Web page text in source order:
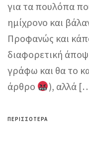
για τα πουλόπα
ημίχρονο και
Προφανώς και
διαφορετική
γράφω και θα το
άρθρο
), αλλά
ΠΕΡΙΣΣΌΤΕΡΑ